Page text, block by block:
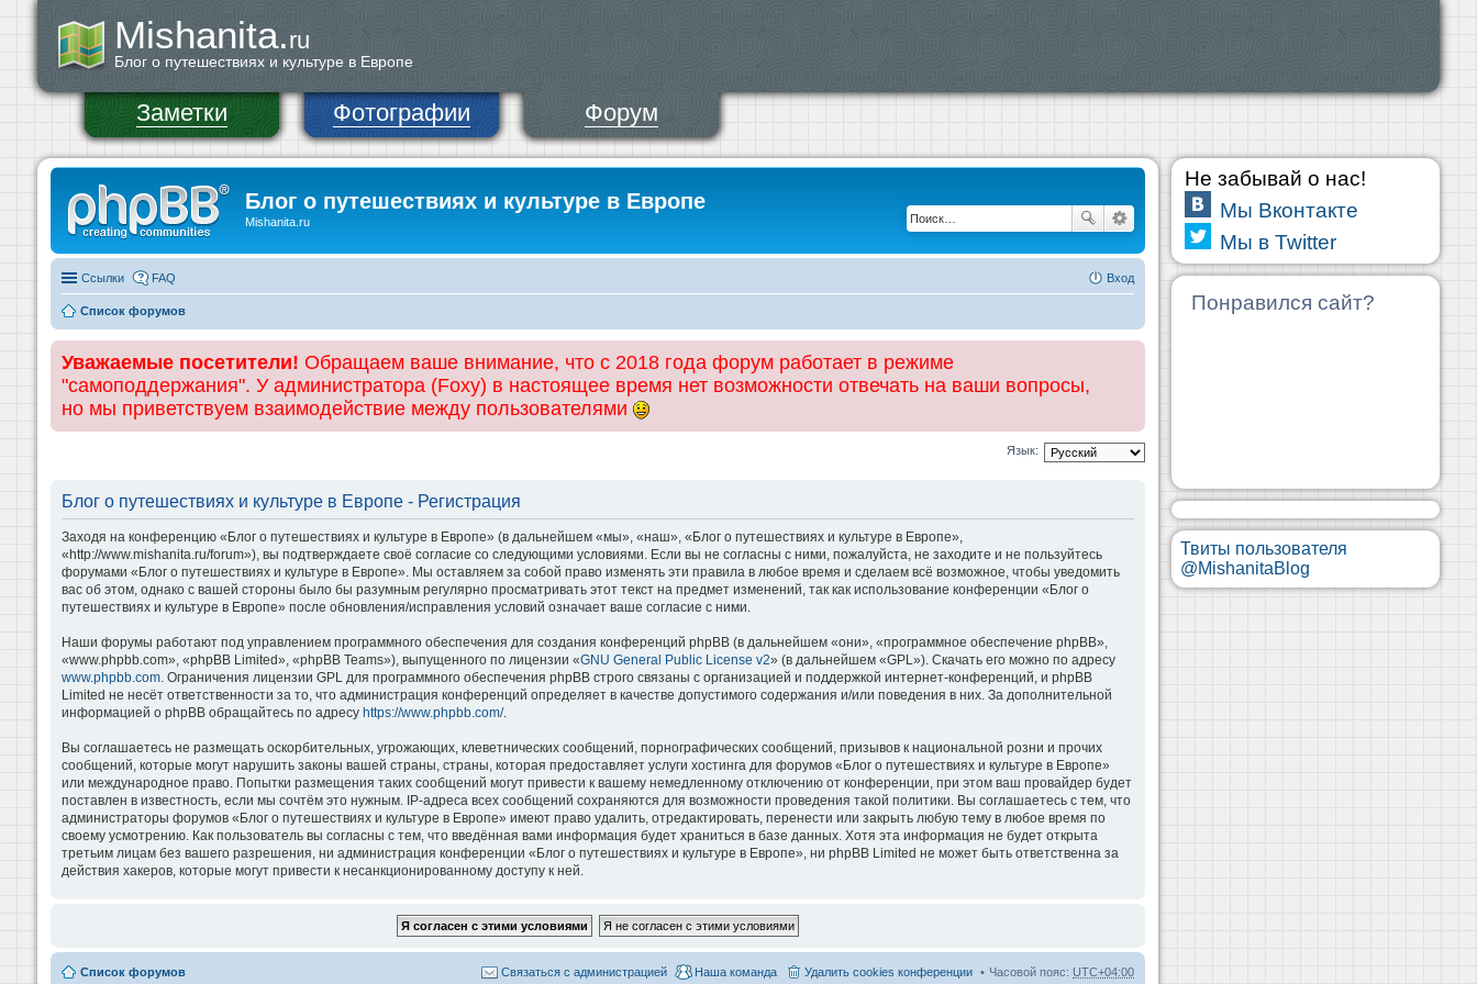
Mishanita.ru
Блог о путешествиях и культуре в Европе
Заметки Фотографии Форум
Блог о путешествиях и культуре в Европе
Mishanita.ru
Ссылки FAQ Вход
Список форумов
Уважаемые посетители! Обращаем ваше внимание, что с 2018 года форум работает в режиме
"самоподдержания". У администратора (Foxy) в настоящее время нет возможности отвечать на ваши вопросы,
но мы приветствуем взаимодействие между пользователями
Язык:
Блог о путешествиях и культуре в Европе - Регистрация
Заходя на конференцию «Блог о путешествиях и культуре в Европе» (в дальнейшем «мы», «наш», «Блог о путешествиях и культуре в Европе»,
«http://www.mishanita.ru/forum»), вы подтверждаете своё согласие со следующими условиями. Если вы не согласны с ними, пожалуйста, не заходите и не пользуйтесь
форумами «Блог о путешествиях и культуре в Европе». Мы оставляем за собой право изменять эти правила в любое время и сделаем всё возможное, чтобы уведомить
вас об этом, однако с вашей стороны было бы разумным регулярно просматривать этот текст на предмет изменений, так как использование конференции «Блог о
путешествиях и культуре в Европе» после обновления/исправления условий означает ваше согласие с ними.
Наши форумы работают под управлением программного обеспечения для создания конференций phpBB (в дальнейшем «они», «программное обеспечение phpBB»,
«www.phpbb.com», «phpBB Limited», «phpBB Teams»), выпущенного по лицензии «GNU General Public License v2» (в дальнейшем «GPL»). Скачать его можно по адресу
www.phpbb.com. Ограничения лицензии GPL для программного обеспечения phpBB строго связаны с организацией и поддержкой интернет-конференций, и phpBB
Limited не несёт ответственности за то, что администрация конференций определяет в качестве допустимого содержания и/или поведения в них. За дополнительной
информацией о phpBB обращайтесь по адресу https://www.phpbb.com/.
Вы соглашаетесь не размещать оскорбительных, угрожающих, клеветнических сообщений, порнографических сообщений, призывов к национальной розни и прочих
сообщений, которые могут нарушить законы вашей страны, страны, которая предоставляет услуги хостинга для форумов «Блог о путешествиях и культуре в Европе»
или международное право. Попытки размещения таких сообщений могут привести к вашему немедленному отключению от конференции, при этом ваш провайдер будет
поставлен в известность, если мы сочтём это нужным. IP-адреса всех сообщений сохраняются для возможности проведения такой политики. Вы соглашаетесь с тем, что
администраторы форумов «Блог о путешествиях и культуре в Европе» имеют право удалить, отредактировать, перенести или закрыть любую тему в любое время по
своему усмотрению. Как пользователь вы согласны с тем, что введённая вами информация будет храниться в базе данных. Хотя эта информация не будет открыта
третьим лицам без вашего разрешения, ни администрация конференции «Блог о путешествиях и культуре в Европе», ни phpBB Limited не может быть ответственна за
действия хакеров, которые могут привести к несанкционированному доступу к ней.
Список форумов Часовой пояс: UTC+04:00
Удалить cookies конференции
Наша команда
Связаться с администрацией
Не забывай о нас!
Мы Вконтакте
Мы в Twitter
Понравился сайт?
Твиты пользователя
@MishanitaBlog